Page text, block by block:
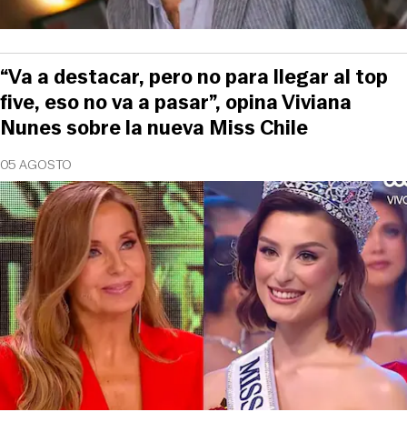
05 AGOSTO
“Va a destacar, pero no para llegar al top
five, eso no va a pasar”, opina Viviana
Nunes sobre la nueva Miss Chile